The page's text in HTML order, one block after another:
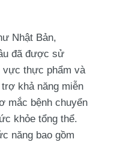
Nhật Bản,
đã được sử
vực thực phẩm và
khả năng miễn
mắc bệnh chuyển
khỏe tổng thể.
năng bao gồm